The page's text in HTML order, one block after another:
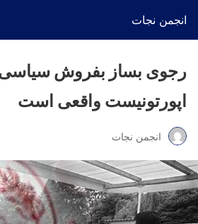
انجمن نجات
رجوی بساز بفروش
اپورتونیست واقعی است
انجمن نجات